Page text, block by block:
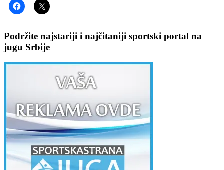
Podržite najstariji i najčitaniji sportski portal na
jugu Srbije